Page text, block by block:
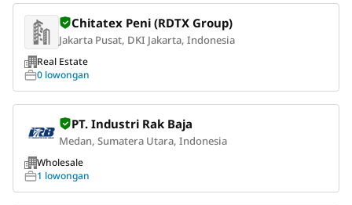
Chitatex Peni (RDTX Group)
Jakarta Pusat, DKI Jakarta, Indonesia
Real Estate
0 lowongan
PT. Industri Rak Baja
Medan, Sumatera Utara, Indonesia
Wholesale
1 lowongan